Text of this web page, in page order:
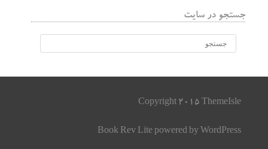
جستجو در سایت
Copyright 2015 ThemeIsle
Book Rev Lite powered by WordPress